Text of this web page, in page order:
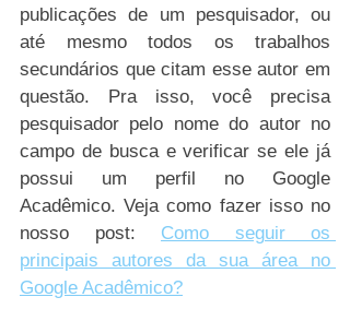
publicações de um pesquisador, ou
até mesmo todos os trabalhos
secundários que citam esse autor em
questão. Pra isso, você precisa
pesquisador pelo nome do autor no
campo de busca e verificar se ele já
possui um perfil no Google
Acadêmico. Veja como fazer isso no
nosso post: Como seguir os
principais autores da sua área no
Google Acadêmico?